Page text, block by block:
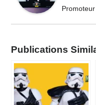
Publications